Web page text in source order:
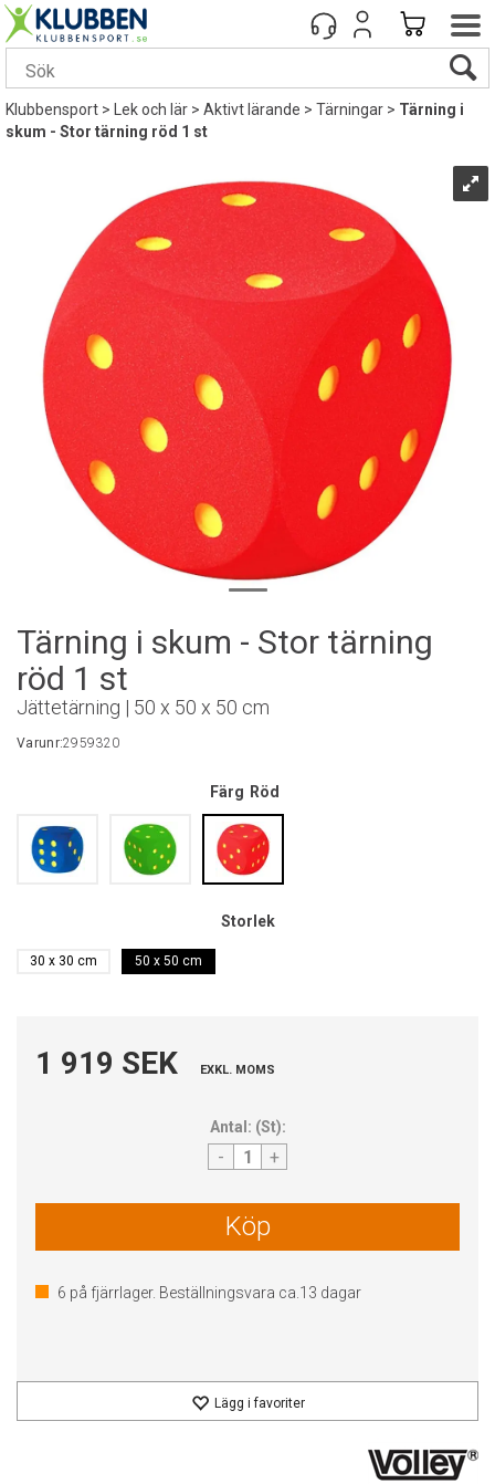
Klubbensport> Lek och lär>Aktivt lärande>Tärningar>Tärning i
skum - Stor tärning röd 1 st
Tärning i skum - Stor tärning
röd 1 st
Jättetärning | 50 x 50 x 50 cm
Varunr:2959320
Färg Röd
Storlek
30 x 30 cm 50 x 50 cm
1 919 SEK EXKL. MOMS
Antal: (St):
- +
Köp
6 på fjärrlager. Beställningsvara ca. 13 dagar
Lägg i favoriter